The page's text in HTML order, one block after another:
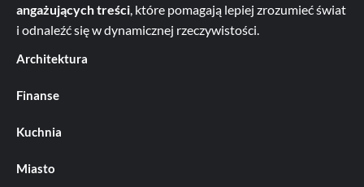
angażujących treści, które pomagają lepiej zrozumieć świat
i odnaleźć się w dynamicznej rzeczywistości.
Architektura
Finanse
Kuchnia
Miasto